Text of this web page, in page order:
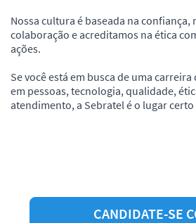
Nossa cultura é baseada na confiança,
colaboração e acreditamos na ética
ações.
Se você está em busca de uma
em pessoas, tecnologia, qualidade,
atendimento, a Sebratel é o lugar certo
CANDIDATE-SE